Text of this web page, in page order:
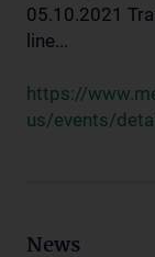
05.10.2021
line...
https://
us/events/
News